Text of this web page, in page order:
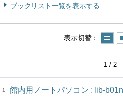
ブックリスト一覧を表示する
表示切替
1 / 2
1 館内用ノートパソコン : lib-b01n